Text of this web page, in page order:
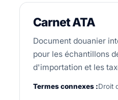
Carnet ATA
Document douanier
pour les échantillons
d'importation et les
Termes connexes :Droit